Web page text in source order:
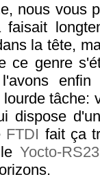
nous vous
faisait
la tête,
ce genre
l'avons
lourde tâche:
dispose
FTDI fait ça
Yocto-